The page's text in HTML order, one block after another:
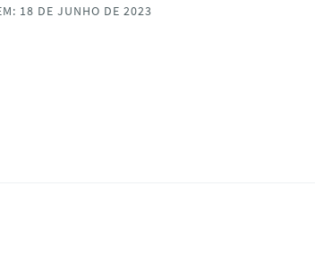
18 DE JUNHO DE 2023